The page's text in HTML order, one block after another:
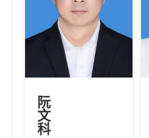
阮
文
科